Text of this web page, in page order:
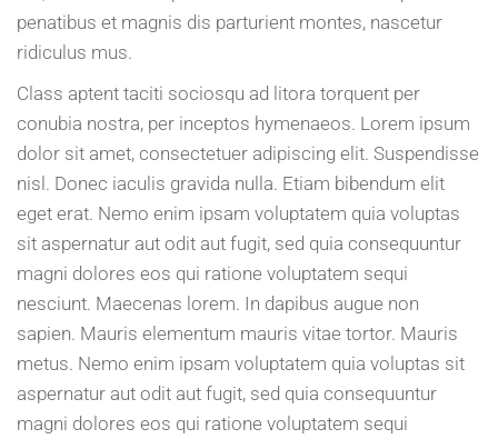
penatibus et magnis dis parturient montes, nascetur
ridiculus mus.
Class aptent taciti sociosqu ad litora torquent per
conubia nostra, per inceptos hymenaeos. Lorem ipsum
dolor sit amet, consectetuer adipiscing elit. Suspendisse
nisl. Donec iaculis gravida nulla. Etiam bibendum elit
eget erat. Nemo enim ipsam voluptatem quia voluptas
sit aspernatur aut odit aut fugit, sed quia consequuntur
magni dolores eos qui ratione voluptatem sequi
nesciunt. Maecenas lorem. In dapibus augue non
sapien. Mauris elementum mauris vitae tortor. Mauris
metus. Nemo enim ipsam voluptatem quia voluptas sit
aspernatur aut odit aut fugit, sed quia consequuntur
magni dolores eos qui ratione voluptatem sequi